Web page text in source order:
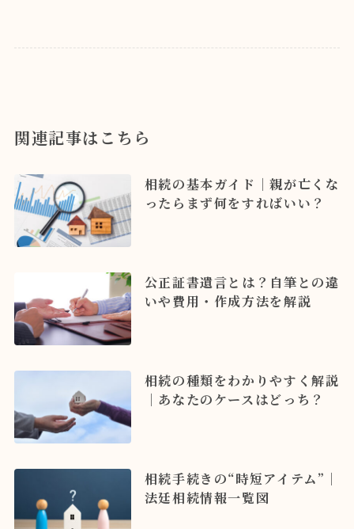
関連記事はこちら
相続の基本ガイド｜親が亡くな
ったらまず何をすればいい？
公正証書遺言とは？自筆との違
いや費用・作成方法を解説
相続の種類をわかりやすく解説
｜あなたのケースはどっち？
相続手続きの“時短アイテム”｜
法廷相続情報一覧図